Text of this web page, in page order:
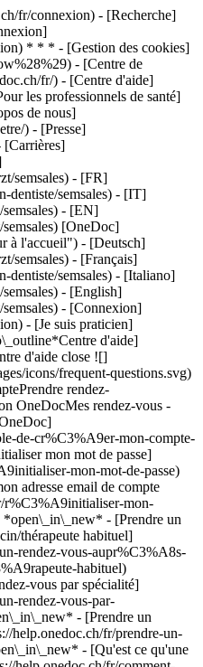
fr/connexion) - [Recherche]
* * * - [Gestion des cookies]
- [Centre de
fr/) - [Centre d'aide]
les professionnels de santé]
de nous]
) - [Presse]
[Carrières]
semsales) - [FR]
dentiste/semsales) - [IT]
- [EN]
[OneDoc]
à l'accueil") - [Deutsch]
semsales) - [Français]
dentiste/semsales) - [Italiano]
- [English]
- [Connexion]
- [Je suis praticien]
d'aide]
d'aide close ![]
icons/frequent-questions.svg)
rendez-
OneDocMes rendez-vous -
de-cr%C3%A9er-mon-compte-
mon mot de passe]
mon-mot-de-passe)
adresse email de compte
r%C3%A9initialiser-mon-
*open\_in\_new* - [Prendre un
thérapeute habituel]
rendez-vous-aupr%C3%A8s-
habituel)
vous par spécialité]
rendez-vous-par-
- [Prendre un
help.onedoc.ch/fr/prendre-un-
- [Qu'est ce qu'une